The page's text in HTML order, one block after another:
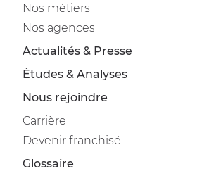
Nos métiers
Nos agences
Actualités & Presse
Études & Analyses
Nous rejoindre
Carrière
Devenir franchisé
Glossaire